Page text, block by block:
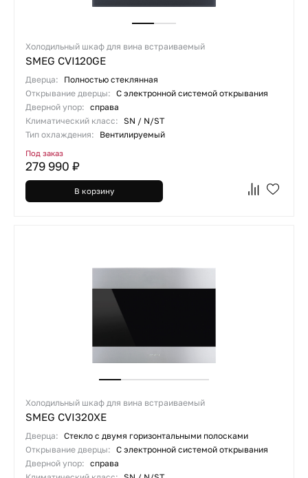
Холодильный шкаф для вина встраиваемый
SMEG CVI120GE
Дверца:
Полностью стеклянная
Открывание дверцы: С электронной системой открывания
Дверной упор: справа
Климатический класс:
SN / N/ST
Тип охлаждения:
Вентилируемый
Под заказ
279 990 ₽
В корзину
Холодильный шкаф для вина встраиваемый
SMEG CVI320XE
Дверца: Стекло с двумя горизонтальными полосками
Открывание дверцы: С электронной системой открывания
Дверной упор: справа